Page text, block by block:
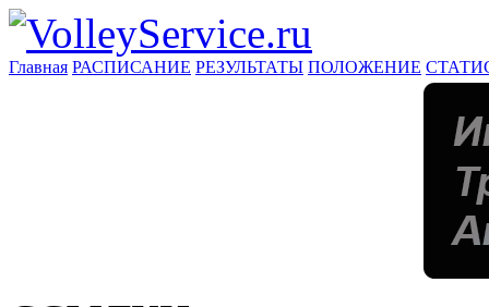
Главная РАСПИСАНИЕ РЕЗУЛЬТАТЫ ПОЛОЖЕНИЕ